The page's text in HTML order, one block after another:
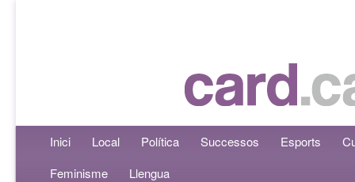
Menú principalAneu al contingut principal
Aneu al contingut secundari
Inici Local Política Successos Esports
Feminisme
Llengua